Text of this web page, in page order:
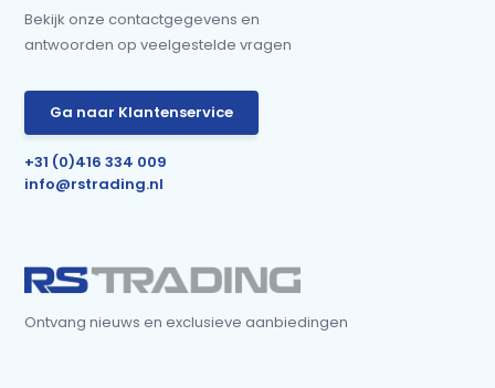
Bekijk onze contactgegevens en
antwoorden op veelgestelde vragen
Ga naar Klantenservice
+31 (0)416 334 009
info@rstrading.nl
Ontvang nieuws en exclusieve aanbiedingen